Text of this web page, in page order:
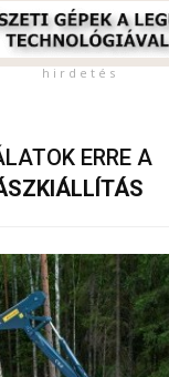
h i r d e t é s
ERRE A